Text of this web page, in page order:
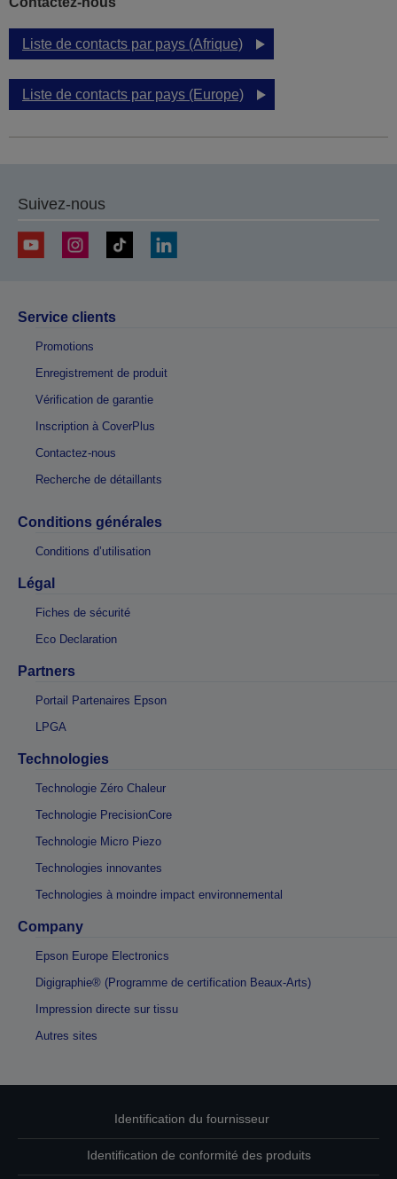
Liste de contacts par pays (Afrique)
Liste de contacts par pays (Europe)
Suivez-nous
Service clients
Promotions
Enregistrement de produit
Vérification de garantie
Inscription à CoverPlus
Contactez-nous
Recherche de détaillants
Conditions générales
Conditions d’utilisation
Légal
Fiches de sécurité
Eco Declaration
Partners
Portail Partenaires Epson
LPGA
Technologies
Technologie Zéro Chaleur
Technologie PrecisionCore
Technologie Micro Piezo
Technologies innovantes
Technologies à moindre impact environnemental
Company
Epson Europe Electronics
Digigraphie® (Programme de certification Beaux-Arts)
Impression directe sur tissu
Autres sites
Identification du fournisseur
Identification de conformité des produits